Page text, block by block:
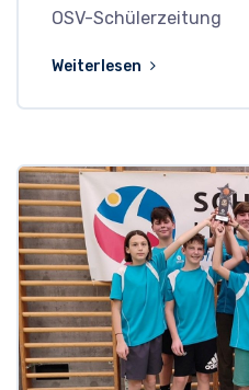
OSV-Schülerzeitung
Weiterlesen